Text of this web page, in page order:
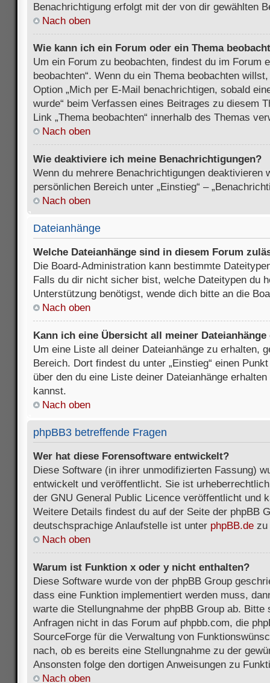
Benachrichtigung erfolgt mit der von dir gewählten
Nach oben
Wie kann ich ein Forum oder ein Thema
Um ein Forum zu beobachten, findest du im Forum
beobachten“. Wenn du ein Thema beobachten
Option „Mich per E-Mail benachrichtigen, sobald
wurde“ beim Verfassen eines Beitrages zu diesem
Link „Thema beobachten“ innerhalb des Themas
Nach oben
Wie deaktiviere ich meine Benachrichtigungen?
Wenn du mehrere Benachrichtigungen deaktivieren
persönlichen Bereich unter „Einstieg“ –
Nach oben
Dateianhänge
Welche Dateianhänge sind in diesem Forum
Die Board-Administration kann bestimmte
Falls du dir nicht sicher bist, welche Dateitypen du
Unterstützung benötigst, wende dich bitte an die
Nach oben
Kann ich eine Übersicht all meiner Dateianhänge
Um eine Liste all deiner Dateianhänge zu erhalten,
Bereich. Dort findest du unter „Einstieg“ einen
über den du eine Liste deiner Dateianhänge
kannst.
Nach oben
phpBB3 betreffende Fragen
Wer hat diese Forensoftware entwickelt?
Diese Software (in ihrer unmodifizierten Fassung)
entwickelt und veröffentlicht. Sie ist
der GNU General Public Licence veröffentlicht und
Weitere Details findest du auf der Seite der phpBB
deutschsprachige Anlaufstelle ist unter phpBB.de zu
Nach oben
Warum ist Funktion x oder y nicht enthalten?
Diese Software wurde von der phpBB Group
dass eine Funktion implementiert werden muss,
warte die Stellungnahme der phpBB Group ab. Bitte
Anfragen nicht in das Forum auf phpbb.com, die
SourceForge für die Verwaltung von
nach, ob es bereits eine Stellungnahme zu der
Ansonsten folge den dortigen Anweisungen zu
Nach oben